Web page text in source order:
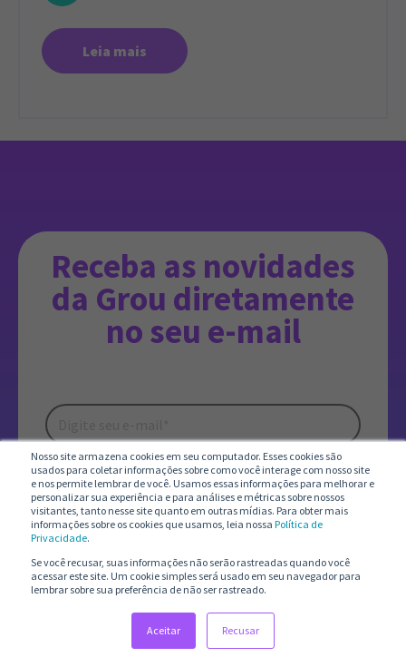
Nosso site armazena cookies em seu computador. Esses cookies são
usados para coletar informações sobre como você interage com nosso site
e nos permite lembrar de você. Usamos essas informações para melhorar e
personalizar sua experiência e para análises e métricas sobre nossos
visitantes, tanto nesse site quanto em outras mídias. Para obter mais
informações sobre os cookies que usamos, leia nossa Política de
Privacidade.
Se você recusar, suas informações não serão rastreadas quando você
acessar este site. Um cookie simples será usado em seu navegador para
lembrar sobre sua preferência de não ser rastreado.
Aceitar Recusar
Leia mais
A GROU
PARA RECURSOS HUMANOS
Receba as novidades
da Grou diretamente
no seu e-mail